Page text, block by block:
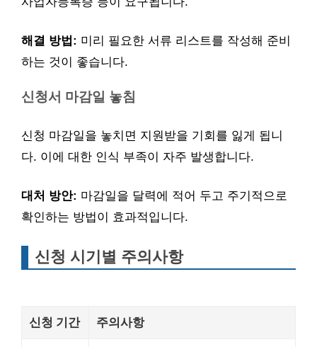
해결 방법: 미리 필요한 서류 리스트를 작성해 준비
하는 것이 좋습니다.
신청서 마감일 놓침
신청 마감일을 놓치면 지원받을 기회를 잃게 됩니
다. 이에 대한 인식 부족이 자주 발생합니다.
대처 방안: 마감일을 달력에 적어 두고 주기적으로
확인하는 방법이 효과적입니다.
신청 시기별 주의사항
신청 기간 주의사항